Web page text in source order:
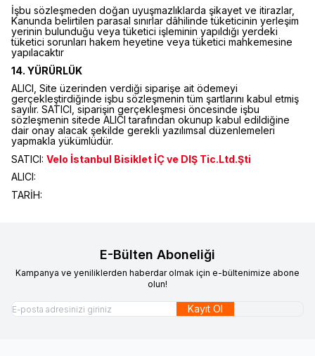
İşbu sözleşmeden doğan uyuşmazlıklarda şikayet ve itirazlar,
Kanunda belirtilen parasal sınırlar dâhilinde tüketicinin yerleşim
yerinin bulunduğu veya tüketici işleminin yapıldığı yerdeki
tüketici sorunları hakem heyetine veya tüketici mahkemesine
yapılacaktır
14. YÜRÜRLÜK
ALICI, Site üzerinden verdiği siparişe ait ödemeyi
gerçekleştirdiğinde işbu sözleşmenin tüm şartlarını kabul etmiş
sayılır. SATICI, siparişin gerçekleşmesi öncesinde işbu
sözleşmenin sitede ALICI tarafından okunup kabul edildiğine
dair onay alacak şekilde gerekli yazılımsal düzenlemeleri
yapmakla yükümlüdür.
SATICI: Velo İstanbul Bisiklet İÇ ve DIŞ Tic.Ltd.Şti
ALICI:
TARİH:
E-Bülten Aboneliği
Kampanya ve yeniliklerden haberdar olmak için e-bültenimize abone
olun!
Kayıt Ol